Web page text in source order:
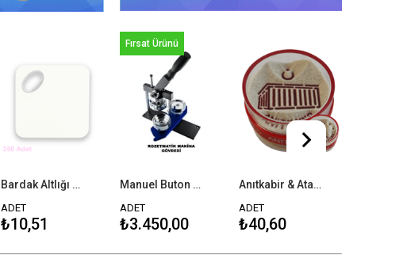
Bardak Altlığı Kare Magnet Şişe Açacağı - 250 Adet
ADET
₺10,51
Manuel Buton Makinası
ADET
₺3.450,00
Fırsat Ürünü
Anıtkabir & Atatürk
ADET
₺40,60